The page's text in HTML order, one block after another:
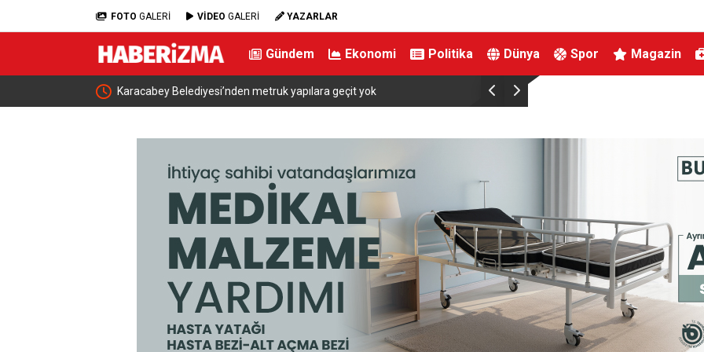
FOTO GALERİ VİDEO GALERİ YAZARLAR
Gündem Ekonomi Politika Dünya Spor Magazin
Erdoğan, Suudi Arabistan’dan ayrıldı Kahta’da kadınlara özel yaşam ve